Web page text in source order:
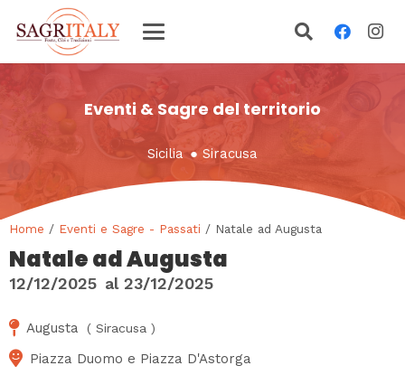
Eventi & Sagre del territorio
Sicilia ● Siracusa
Home / Eventi e Sagre - Passati / Natale ad Augusta
Natale ad Augusta
12/12/2025 al 23/12/2025
Augusta ( Siracusa )
Piazza Duomo e Piazza D'Astorga